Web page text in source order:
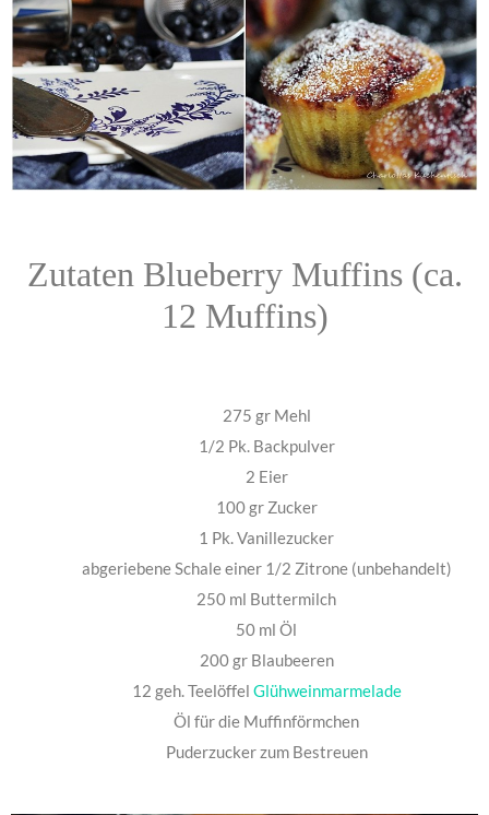
Zutaten Blueberry Muffins (ca.
12 Muffins)
275 gr Mehl
1/2 Pk. Backpulver
2 Eier
100 gr Zucker
1 Pk. Vanillezucker
abgeriebene Schale einer 1/2 Zitrone (unbehandelt)
250 ml Buttermilch
50 ml Öl
200 gr Blaubeeren
12 geh. Teelöffel Glühweinmarmelade
Öl für die Muffinförmchen
Puderzucker zum Bestreuen